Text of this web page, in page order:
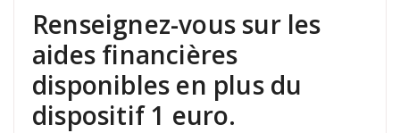
Renseignez-vous sur les
aides financières
disponibles en plus du
dispositif 1 euro.